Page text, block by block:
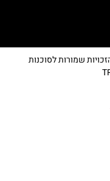
שמורות לסוכנות